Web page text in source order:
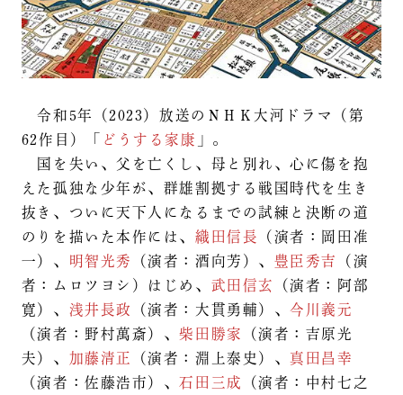
令和5年（2023）放送のＮＨＫ大河ドラマ（第
62作目）「
どうする家康 」。
国を失い、父を亡くし、母と別れ、心に傷を抱
えた孤独な少年が、群雄割拠する戦国時代を生き
抜き、ついに天下人になるまでの試練と決断の道
のりを描いた本作には、 織田信長
（演者：岡田准
一）、
明智光秀 （演者：酒向芳）、 豊臣秀吉
（演
者：ムロツヨシ）はじめ、 武田信玄
（演者：阿部
寛）、 浅井長政 （演者：大貫勇輔）、今川義元
（演者：野村萬斎）、柴田勝家
（演者：吉原光
夫）、 加藤清正 （演者：淵上泰史）、 真田昌幸
（演者：佐藤浩市）、石田三成
（演者：中村七之